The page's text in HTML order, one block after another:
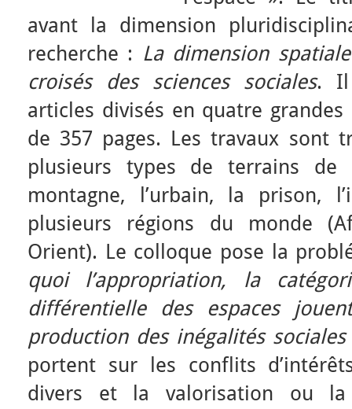
avant la dimension
recherche : La dimension
croisés des sciences sociales. Il
articles divisés en quatre
de 357 pages. Les travaux sont
plusieurs types de terrains de
montagne, l’urbain, la prison,
plusieurs régions du monde
Orient). Le colloque pose la
quoi l’appropriation, la
différentielle des espaces
production des inégalités sociales
portent sur les conflits d’intérêts
divers et la valorisation ou la